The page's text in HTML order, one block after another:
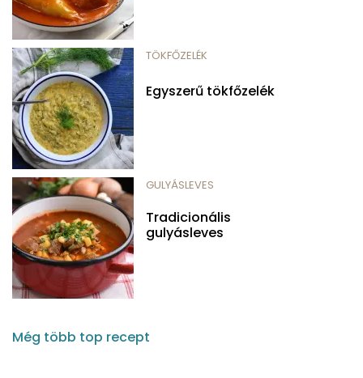
TÖKFŐZELÉK
Egyszerű tökfőzelék
GULYÁSLEVES
Tradicionális
gulyásleves
Még több top recept